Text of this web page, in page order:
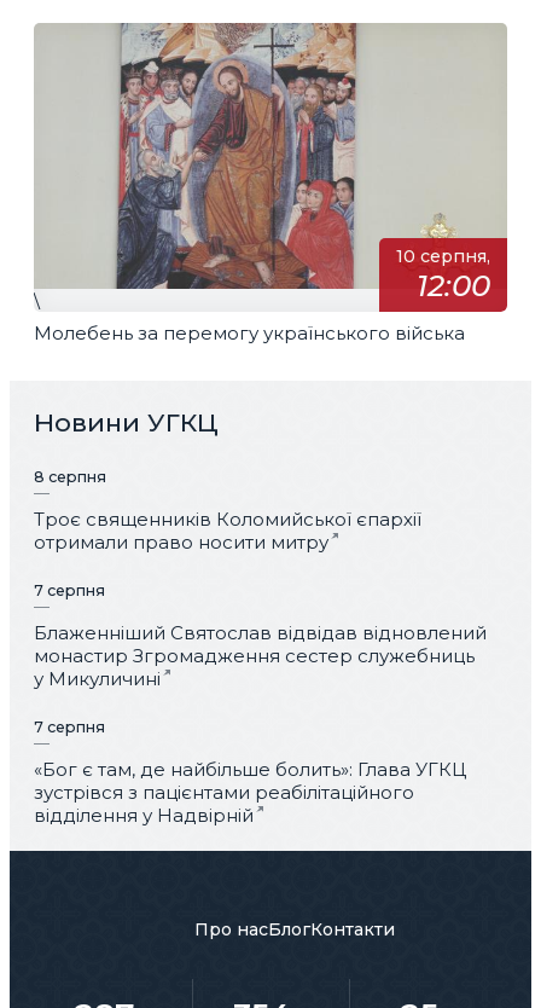
10 серпня,
12:00
\
Молебень за перемогу українського війська
Новини УГКЦ
8 серпня
Троє священників Коломийської єпархії
отримали право носити митру
7 серпня
Блаженніший Святослав відвідав відновлений
монастир Згромадження сестер служебниць
у Микуличині
7 серпня
«Бог є там, де найбільше болить»: Глава УГКЦ
зустрівся з пацієнтами реабілітаційного
відділення у Надвірній
Про насБлогКонтакти